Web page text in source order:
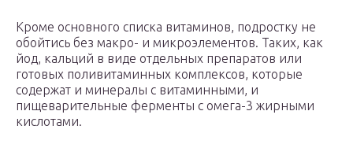
Кроме основного списка витаминов, подростку не
обойтись без макро- и микроэлементов. Таких, как
йод, кальций в виде отдельных препаратов или
готовых поливитаминных комплексов, которые
содержат и минералы с витаминными, и
пищеварительные ферменты с омега-3 жирными
кислотами.